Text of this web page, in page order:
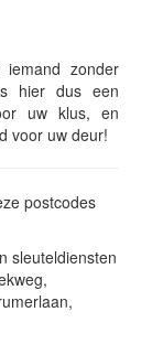
zonder
hier dus een
uw klus, en
voor uw deur!
postcodes
sleuteldiensten